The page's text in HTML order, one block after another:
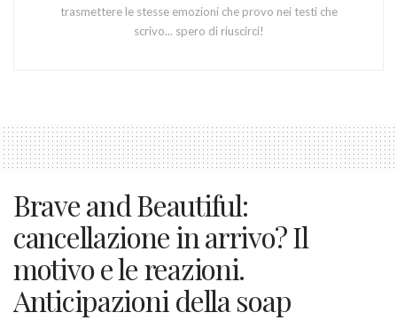
trasmettere le stesse emozioni che provo nei testi che
scrivo... spero di riuscirci!
Brave and Beautiful:
cancellazione in arrivo? Il
motivo e le reazioni.
Anticipazioni della soap